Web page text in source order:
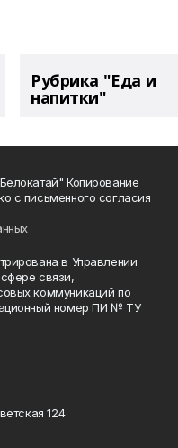
Рубрика "Еда и
напитки"
Копирование
с письменного согласия
в Управлении
связи,
коммуникаций по
номер ПИ № ТУ
124